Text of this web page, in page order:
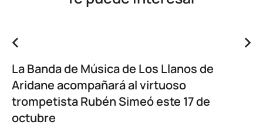
La Banda de Música de Los Llanos de
Aridane acompañará al virtuoso
trompetista Rubén Simeó este 17 de
octubre